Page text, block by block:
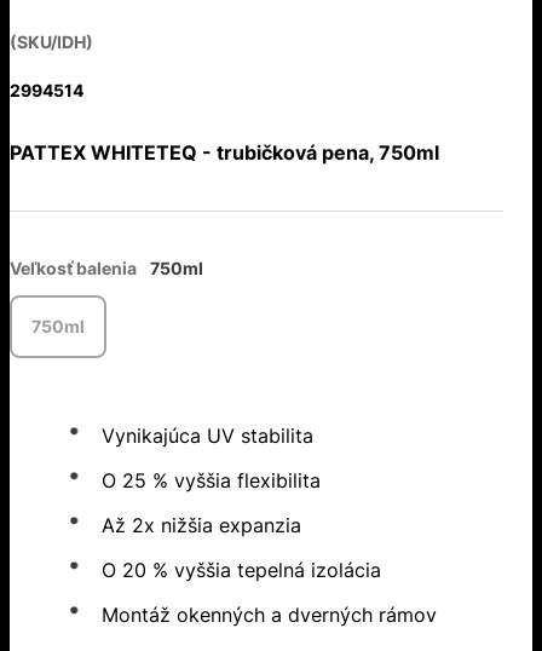
(SKU/IDH)
2994514
PATTEX WHITETEQ - trubičková pena, 750ml
Veľkosť balenia 750ml
750ml
Vynikajúca UV stabilita
O 25 % vyššia flexibilita
Až 2x nižšia expanzia
O 20 % vyššia tepelná izolácia
Montáž okenných a dverných rámov